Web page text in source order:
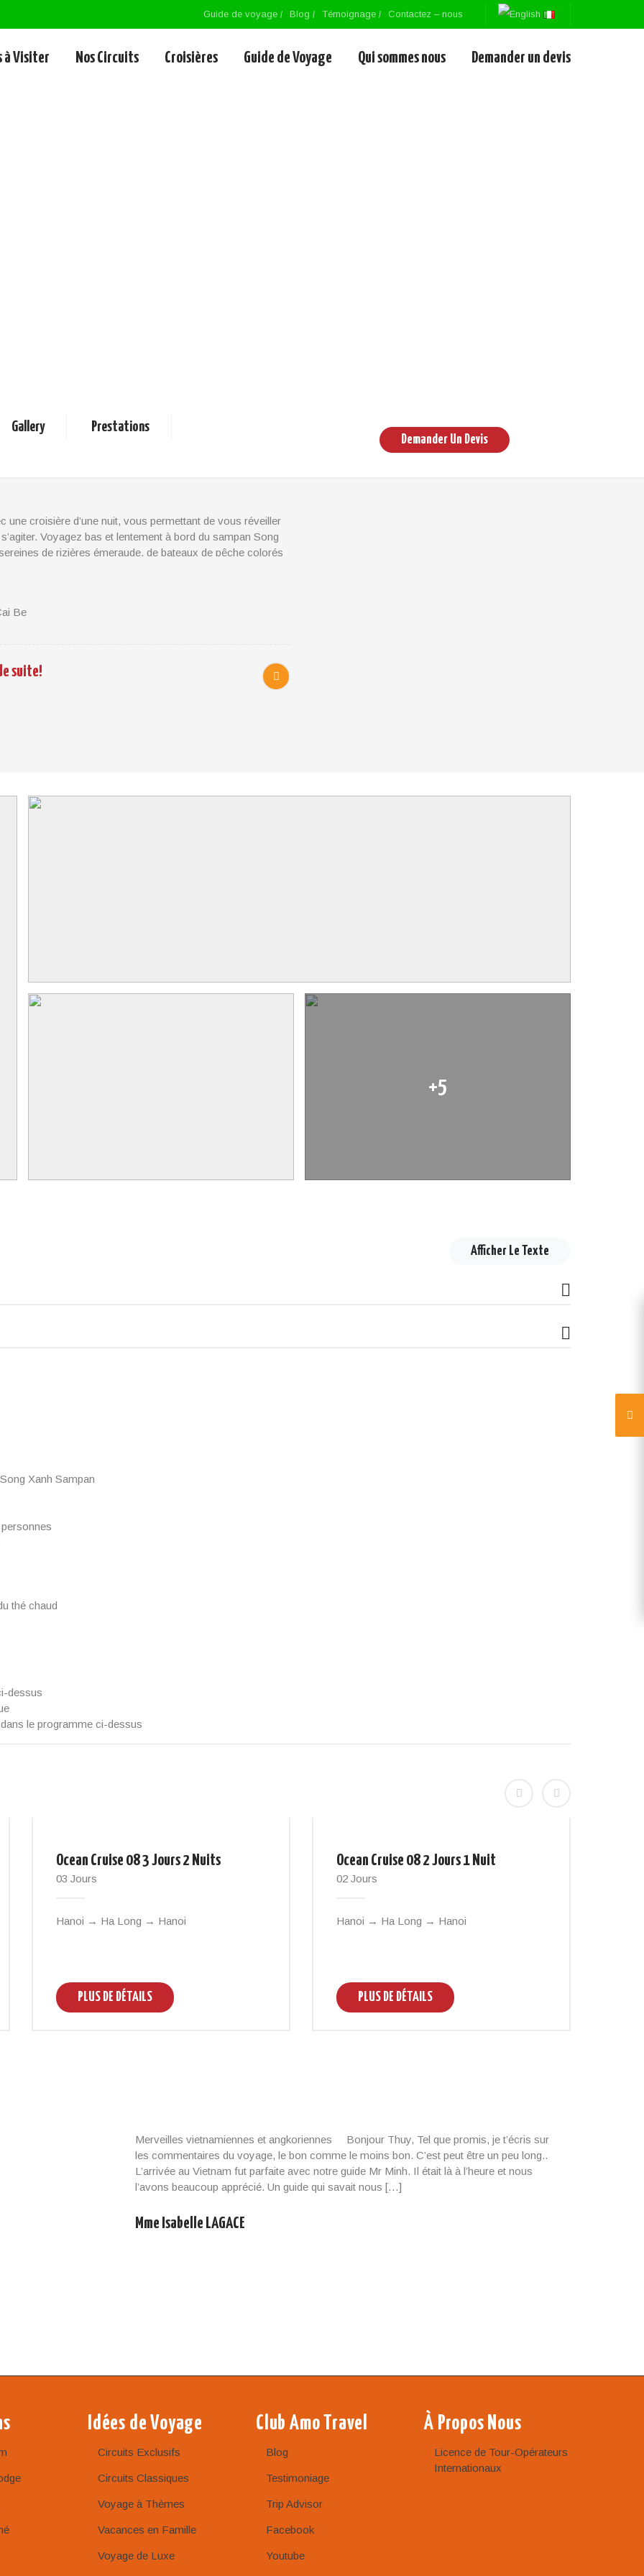
Guide de voyage Blog Témoignage Contactez – nous
à Visiter Nos Circuits Croisières Guide de Voyage Qui sommes nous Demander un devis
Gallery
Prestations
Demander Un Devis
croisière d’une nuit, vous permettant de vous réveiller
Voyagez bas et lentement à bord du sampan Song
de rizières émeraude, de bateaux de pêche colorés
Be
suite!
+5
Afficher Le Texte
Xanh Sampan
thé chaud
dessus
le programme ci-dessus
Ocean Cruise 08 3 Jours 2 Nuits
03 Jours
Hanoi → Ha Long → Hanoi
PLUS DE DÉTAILS
Ocean Cruise 08 2 Jours 1 Nuit
02 Jours
Hanoi → Ha Long → Hanoi
PLUS DE DÉTAILS
Merveilles vietnamiennes et angkoriennes Bonjour Thuy, Tel que promis, je t’écris sur
les commentaires du voyage, le bon comme le moins bon. C’est peut être un peu long..
L’arrivée au Vietnam fut parfaite avec notre guide Mr Minh. Il était là à l’heure et nous
l’avons beaucoup apprécié. Un guide qui savait nous […]
Mme Isabelle LAGACE
Idées de Voyage
Circuits Exclusifs
Circuits Classiques
Voyage à Thèmes
Vacances en Famille
Voyage de Luxe
Club Amo Travel
Blog
Testimoniage
Trip Advisor
Facebook
Youtube
À Propos Nous
Licence de Tour-Opérateurs
Internationaux